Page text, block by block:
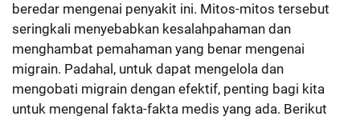
beredar mengenai penyakit ini. Mitos-mitos tersebut
seringkali menyebabkan kesalahpahaman dan
menghambat pemahaman yang benar mengenai
migrain. Padahal, untuk dapat mengelola dan
mengobati migrain dengan efektif, penting bagi kita
untuk mengenal fakta-fakta medis yang ada. Berikut